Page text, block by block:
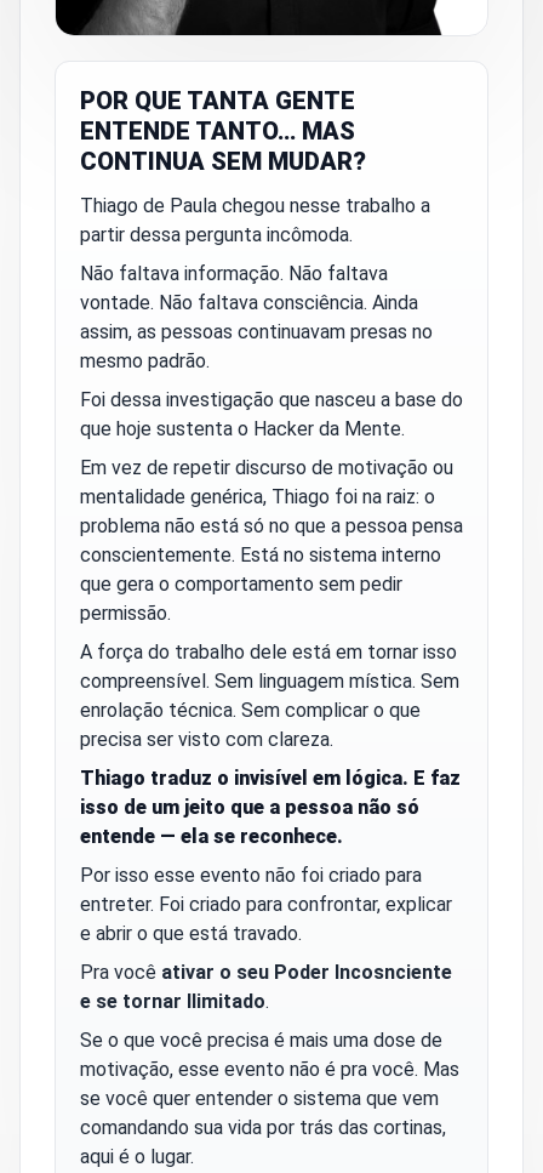
POR QUE TANTA GENTE
ENTENDE TANTO… MAS
CONTINUA SEM MUDAR?
Thiago de Paula chegou nesse trabalho a
partir dessa pergunta incômoda.
Não faltava informação. Não faltava
vontade. Não faltava consciência. Ainda
assim, as pessoas continuavam presas no
mesmo padrão.
Foi dessa investigação que nasceu a base do
que hoje sustenta o Hacker da Mente.
Em vez de repetir discurso de motivação ou
mentalidade genérica, Thiago foi na raiz: o
problema não está só no que a pessoa pensa
conscientemente. Está no sistema interno
que gera o comportamento sem pedir
permissão.
A força do trabalho dele está em tornar isso
compreensível. Sem linguagem mística. Sem
enrolação técnica. Sem complicar o que
precisa ser visto com clareza.
Thiago traduz o invisível em lógica. E faz
isso de um jeito que a pessoa não só
entende — ela se reconhece.
Por isso esse evento não foi criado para
entreter. Foi criado para confrontar, explicar
e abrir o que está travado.
Pra você ativar o seu Poder Incosnciente
e se tornar Ilimitado.
Se o que você precisa é mais uma dose de
motivação, esse evento não é pra você. Mas
se você quer entender o sistema que vem
comandando sua vida por trás das cortinas,
aqui é o lugar.